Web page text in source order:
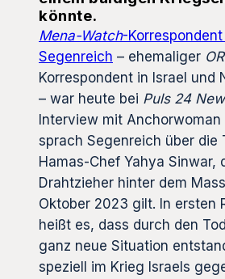
könnte.
Mena-Watch-Korrespondent
Segenreich – ehemaliger
Korrespondent in Israel und
– war heute bei Puls 24
Interview mit Anchorwoman
sprach Segenreich über die
Hamas-Chef Yahya Sinwar,
Drahtzieher hinter dem
Oktober 2023 gilt. In ersten
heißt es, dass durch den
ganz neue Situation
speziell im Krieg Israels